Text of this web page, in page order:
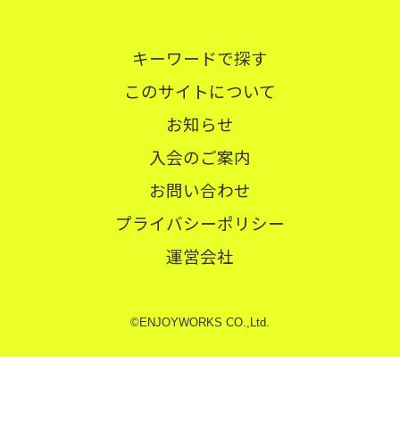
キーワードで探す
このサイトについて
お知らせ
入会のご案内
お問い合わせ
プライバシーポリシー
運営会社
©ENJOYWORKS CO.,Ltd.